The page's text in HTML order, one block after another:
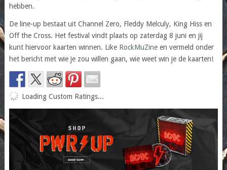
hebben.
De line-up bestaat uit Channel Zero, Fleddy Melculy, King Hiss en
Off the Cross. Het festival vindt plaats op zaterdag 8 juni en jij
kunt hiervoor kaarten winnen. Like RockMuZineen vermeld onder
het bericht met wie je zou willen gaan, wie weet win je de kaarten!
Loading Custom Ratings...